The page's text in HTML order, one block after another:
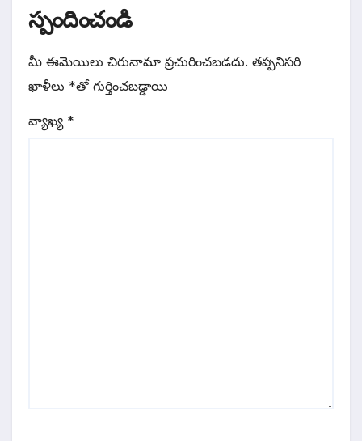
స్పందించండి
మీ ఈమెయిలు చిరునామా ప్రచురించబడదు. తప్పనిసరి
ఖాళీలు *‌తో గుర్తించబడ్డాయి
వ్యాఖ్య *